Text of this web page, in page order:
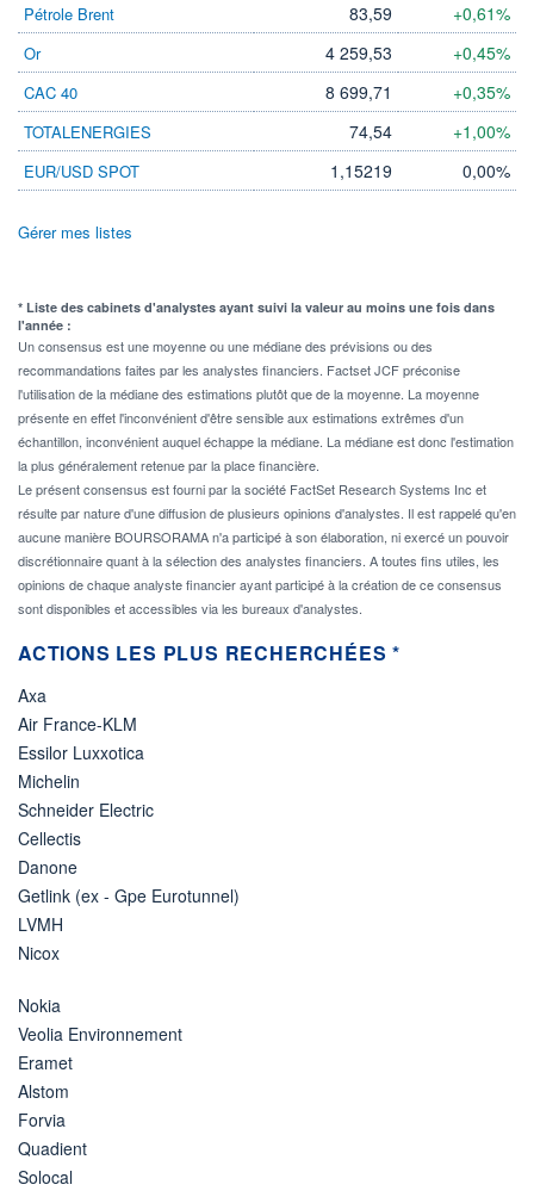
Pétrole Brent
83,59 +0,61%
Or 4 259,53 +0,45%
CAC 40 8 699,71 +0,35%
TOTALENERGIES 74,54 +1,00%
EUR/USD SPOT 1,15219 0,00%
Gérer mes listes
* Liste des cabinets d'analystes ayant suivi la valeur au moins une fois dans
l'année :
Un consensus est une moyenne ou une médiane des prévisions ou des
recommandations faites par les analystes financiers. Factset JCF préconise
l'utilisation de la médiane des estimations plutôt que de la moyenne. La moyenne
présente en effet l'inconvénient d'être sensible aux estimations extrêmes d'un
échantillon, inconvénient auquel échappe la médiane. La médiane est donc l'estimation
la plus généralement retenue par la place financière.
Le présent consensus est fourni par la société FactSet Research Systems Inc et
résulte par nature d'une diffusion de plusieurs opinions d'analystes. Il est rappelé qu'en
aucune manière BOURSORAMA n'a participé à son élaboration, ni exercé un pouvoir
discrétionnaire quant à la sélection des analystes financiers. A toutes fins utiles, les
opinions de chaque analyste financier ayant participé à la création de ce consensus
sont disponibles et accessibles via les bureaux d'analystes.
ACTIONS LES PLUS RECHERCHÉES *
Axa
Air France-KLM
Essilor Luxxotica
Michelin
Schneider Electric
Cellectis
Danone
Getlink (ex - Gpe Eurotunnel)
LVMH
Nicox
Nokia
Veolia Environnement
Eramet
Alstom
Forvia
Quadient
Solocal